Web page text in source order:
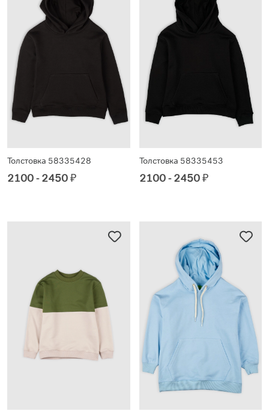
Толстовка 58335428
2100 - 2450₽
Толстовка 58335453
2100 - 2450₽